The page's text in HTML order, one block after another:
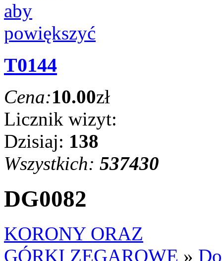
T0144
Cena:10.00zł
Licznik wizyt:
Dzisiaj: 138
Wszystkich: 537430
DG0082
KORONY ORAZ
GÓRKI ZEGAROWE »